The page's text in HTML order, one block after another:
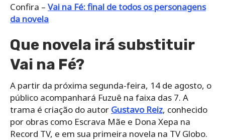
Confira – Vai na Fé: final de todos os personagens
da novela
Que novela irá substituir
Vai na Fé?
A partir da próxima segunda-feira, 14 de agosto, o
público acompanhará Fuzuê na faixa das 7. A
trama é criação do autor Gustavo Reiz, conhecido
por obras como Escrava Mãe e Dona Xepa na
Record TV, e em sua primeira novela na TV Globo.